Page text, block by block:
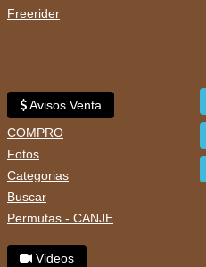
Freerider
Avisos Venta
COMPRO
Fotos
Categorias
Buscar
Permutas - CANJE
Videos